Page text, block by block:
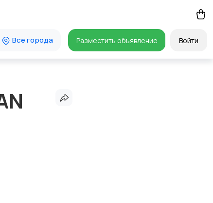
Все города Разместить объявление Войти